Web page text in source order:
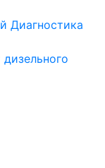
Диагностика